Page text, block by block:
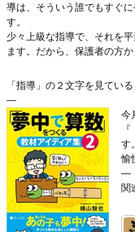
導は、そういう誰でもすぐ
す。
少々上級な指導で、それを
ます。だから、保護者の方
「指導」の２文字を見てい
—
今
『
す。
愉
—
関